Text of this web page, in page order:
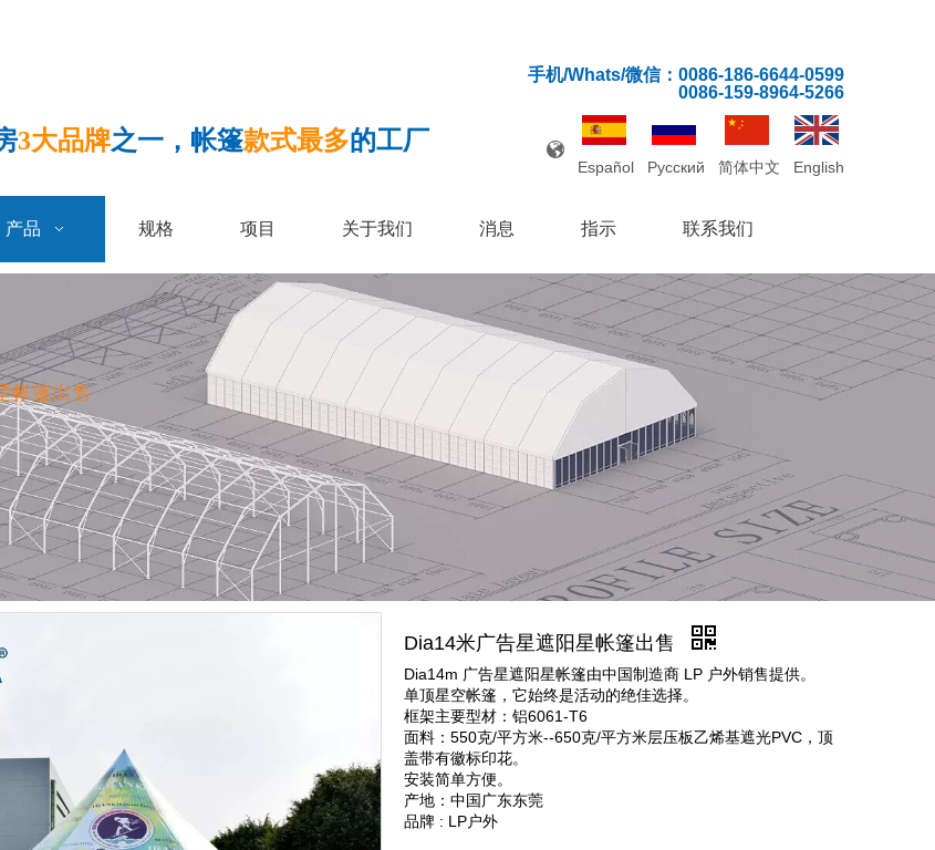
手机/Whats/微信：0086-186-6644-0599
0086-159-8964-5266
3大品牌之一，帐篷款式最多的工厂
Español Pусский 简体中文 English
产品 规格 项目 关于我们 消息 指示 联系我们
帐篷出售
Dia14米广告星遮阳星帐篷出售
Dia14m 广告星遮阳星帐篷由中国制造商 LP 户外销售提供。
单顶星空帐篷，它始终是活动的绝佳选择。
框架主要型材：铝6061-T6
面料：550克/平方米--650克/平方米层压板乙烯基遮光PVC，顶
盖带有徽标印花。
安装简单方便。
产地：中国广东东莞
品牌 : LP户外